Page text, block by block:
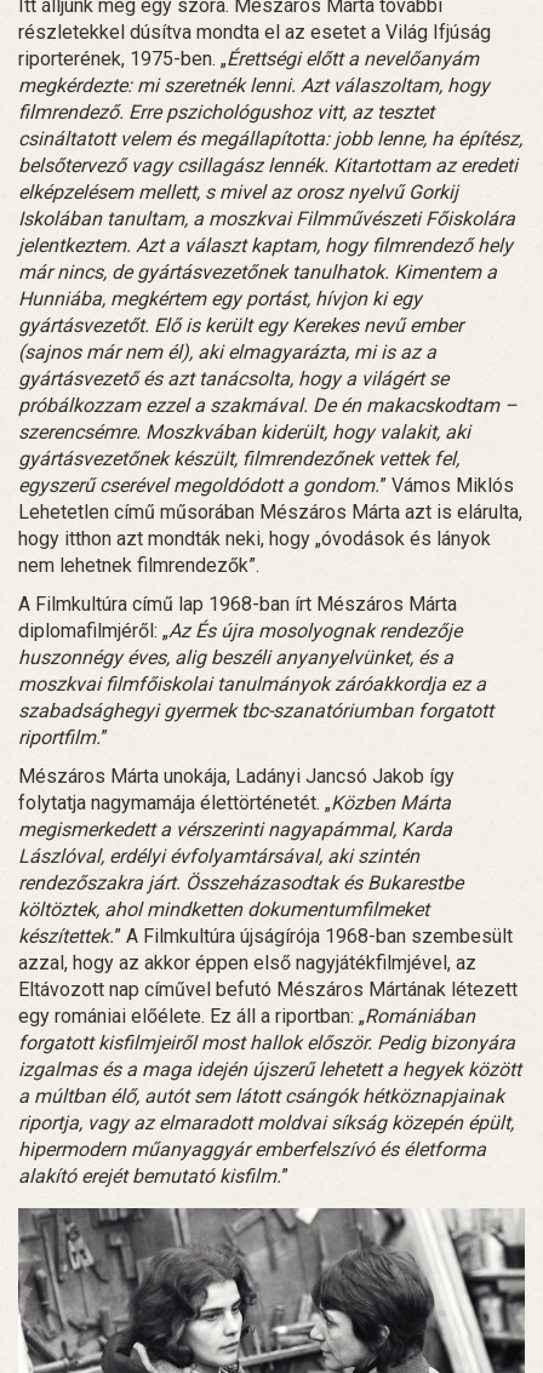
Itt álljunk meg egy szóra. Mészáros Márta további
részletekkel dúsítva mondta el az esetet a Világ Ifjúság
riporterének, 1975-ben. „Érettségi előtt a nevelőanyám
megkérdezte: mi szeretnék lenni. Azt válaszoltam, hogy
filmrendező. Erre pszichológushoz vitt, az tesztet
csináltatott velem és megállapította: jobb lenne, ha építész,
belsőtervező vagy csillagász lennék. Kitartottam az eredeti
elképzelésem mellett, s mivel az orosz nyelvű Gorkij
Iskolában tanultam, a moszkvai Filmművészeti Főiskolára
jelentkeztem. Azt a választ kaptam, hogy filmrendező hely
már nincs, de gyártásvezetőnek tanulhatok. Kimentem a
Hunniába, megkértem egy portást, hívjon ki egy
gyártásvezetőt. Elő is került egy Kerekes nevű ember
(sajnos már nem él), aki elmagyarázta, mi is az a
gyártásvezető és azt tanácsolta, hogy a világért se
próbálkozzam ezzel a szakmával. De én makacskodtam –
szerencsémre. Moszkvában kiderült, hogy valakit, aki
gyártásvezetőnek készült, filmrendezőnek vettek fel,
egyszerű cserével megoldódott a gondom.” Vámos Miklós
Lehetetlen című műsorában Mészáros Márta azt is elárulta,
hogy itthon azt mondták neki, hogy „óvodások és lányok
nem lehetnek filmrendezők”.
A Filmkultúra című lap 1968-ban írt Mészáros Márta
diplomafilmjéről: „Az És újra mosolyognak rendezője
huszonnégy éves, alig beszéli anyanyelvünket, és a
moszkvai filmfőiskolai tanulmányok záróakkordja ez a
szabadsághegyi gyermek tbc-szanatóriumban forgatott
riportfilm.”
Mészáros Márta unokája, Ladányi Jancsó Jakob így
folytatja nagymamája élettörténetét. „Közben Márta
megismerkedett a vérszerinti nagyapámmal, Karda
Lászlóval, erdélyi évfolyamtársával, aki szintén
rendezőszakra járt. Összeházasodtak és Bukarestbe
költöztek, ahol mindketten dokumentumfilmeket
készítettek.” A Filmkultúra újságírója 1968-ban szembesült
azzal, hogy az akkor éppen első nagyjátékfilmjével, az
Eltávozott nap cíművel befutó Mészáros Mártának létezett
egy romániai előélete. Ez áll a riportban: „Romániában
forgatott kisfilmjeiről most hallok először. Pedig bizonyára
izgalmas és a maga idején újszerű lehetett a hegyek között
a múltban élő, autót sem látott csángók hétköznapjainak
riportja, vagy az elmaradott moldvai síkság közepén épült,
hipermodern műanyaggyár emberfelszívó és életforma
alakító erejét bemutató kisfilm.”